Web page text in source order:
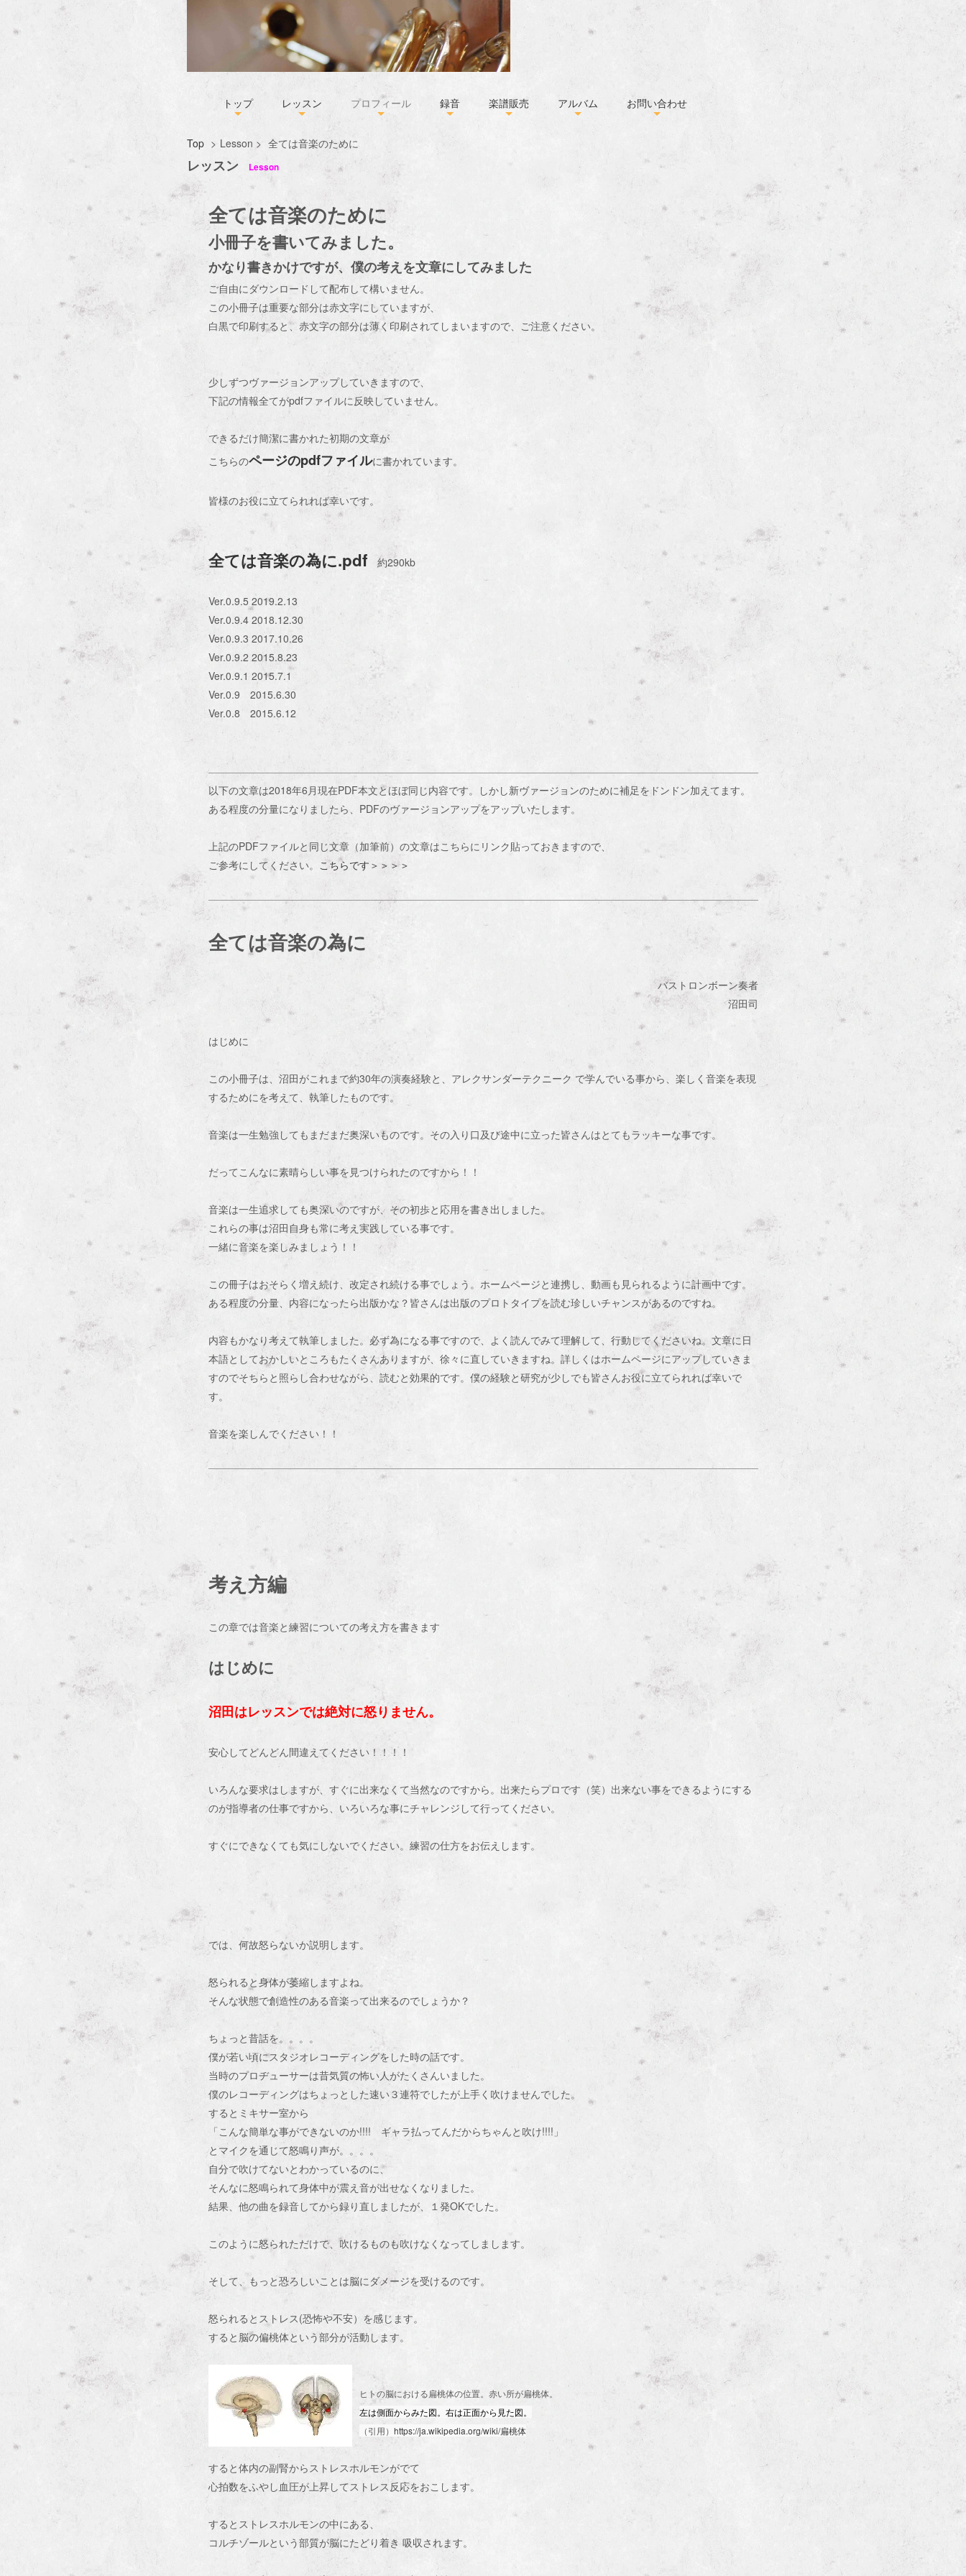
トップ レッスン プロフィール 録音 楽譜販売 アルバム お問い合わせ
Top > Lesson > 全ては音楽のために
レッスン Lesson
全ては音楽のために
小冊子を書いてみました。
かなり書きかけですが、僕の考えを文章にしてみました
ご自由にダウンロードして配布して構いません。
この小冊子は重要な部分は赤文字にしていますが、
白黒で印刷すると、赤文字の部分は薄く印刷されてしまいますので、ご注意ください。
少しずつヴァージョンアップしていきますので、
下記の情報全てがpdfファイルに反映していません。
できるだけ簡潔に書かれた初期の文章が
こちらのページのpdfファイルに書かれています。
皆様のお役に立てられれば幸いです。
全ては音楽の為に.pdf約290kb
Ver.0.9.5 2019.2.13
Ver.0.9.4 2018.12.30
Ver.0.9.3 2017.10.26
Ver.0.9.2 2015.8.23
Ver.0.9.1 2015.7.1
Ver.0.9 2015.6.30
Ver.0.8 2015.6.12
以下の文章は2018年6月現在PDF本文とほぼ同じ内容です。しかし新ヴァージョンのために補足をドンドン加えてます。
ある程度の分量になりましたら、PDFのヴァージョンアップをアップいたします。
上記のPDFファイルと同じ文章（加筆前）の文章はこちらにリンク貼っておきますので、
ご参考にしてください。 こちらです＞＞＞＞
全ては音楽の為に
バストロンボーン奏者
沼田司
はじめに
この小冊子は、沼田がこれまで約30年の演奏経験と、アレクサンダーテクニーク で学んでいる事から、楽しく音楽を表現
するためにを考えて、執筆したものです。
音楽は一生勉強してもまだまだ奥深いものです。その入り口及び途中に立った皆さんはとてもラッキーな事です。
だってこんなに素晴らしい事を見つけられたのですから！！
音楽は一生追求しても奥深いのですが、その初歩と応用を書き出しました。
これらの事は沼田自身も常に考え実践している事です。
一緒に音楽を楽しみましょう！！
この冊子はおそらく増え続け、改定され続ける事でしょう。ホームページと連携し、動画も見られるように計画中です。
ある程度の分量、内容になったら出版かな？皆さんは出版のプロトタイプを読む珍しいチャンスがあるのですね。
内容もかなり考えて執筆しました。必ず為になる事ですので、よく読んでみて理解して、行動してくださいね。文章に日
本語としておかしいところもたくさんありますが、徐々に直していきますね。詳しくはホームページにアップしていきま
すのでそちらと照らし合わせながら、読むと効果的です。僕の経験と研究が少しでも皆さんお役に立てられれば幸いで
す。
音楽を楽しんでください！！
考え方編
この章では音楽と練習についての考え方を書きます
はじめに
沼田はレッスンでは絶対に怒りません。
安心してどんどん間違えてください！！！！
いろんな要求はしますが、すぐに出来なくて当然なのですから。出来たらプロです（笑）出来ない事をできるようにする
のが指導者の仕事ですから、いろいろな事にチャレンジして行ってください。
すぐにできなくても気にしないでください。練習の仕方をお伝えします。
では、何故怒らないか説明します。
怒られると身体が萎縮しますよね。
そんな状態で創造性のある音楽って出来るのでしょうか？
ちょっと昔話を。。。。
僕が若い頃にスタジオレコーディングをした時の話です。
当時のプロヂューサーは昔気質の怖い人がたくさんいました。
僕のレコーディングはちょっとした速い３連符でしたが上手く吹けませんでした。
するとミキサー室から
「こんな簡単な事ができないのか!!!! ギャラ払ってんだからちゃんと吹け!!!!」
とマイクを通じて怒鳴り声が。。。。
自分で吹けてないとわかっているのに、
そんなに怒鳴られて身体中が震え音が出せなくなりました。
結果、他の曲を録音してから録り直しましたが、１発OKでした。
このように怒られただけで、吹けるものも吹けなくなってしまします。
そして、もっと恐ろしいことは脳にダメージを受けるのです。
怒られるとストレス(恐怖や不安）を感じます。
すると脳の偏桃体という部分が活動します。
ヒトの脳における扁桃体の位置。赤い所が扁桃体。
左は側面からみた図。右は正面から見た図。
（引用） https://ja.wikipedia.org/wiki/扁桃体
すると体内の副腎からストレスホルモンがでて
心拍数をふやし血圧が上昇してストレス反応をおこします。
するとストレスホルモンの中にある、
コルチゾールという部質が脳にたどり着き 吸収されます。